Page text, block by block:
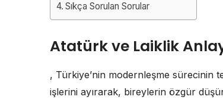
Sıkça Sorulan Sorular
Atatürk ve Laiklik
, Türkiye’nin modernleşme sürecinin
işlerini ayırarak, bireylerin özgür